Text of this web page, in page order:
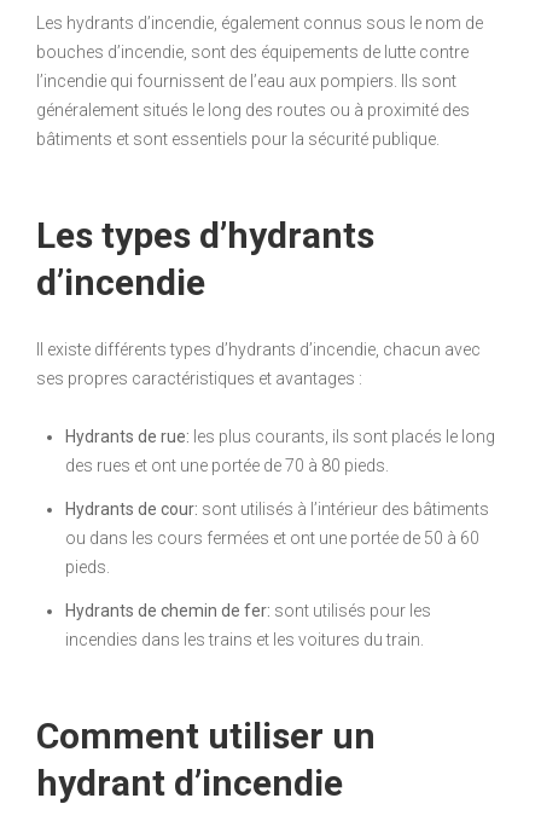
Les hydrants d’incendie, également connus sous le nom de
bouches d’incendie, sont des équipements de lutte contre
l’incendie qui fournissent de l’eau aux pompiers. Ils sont
généralement situés le long des routes ou à proximité des
bâtiments et sont essentiels pour la sécurité publique.
Les types d’hydrants
d’incendie
Il existe différents types d’hydrants d’incendie, chacun avec
ses propres caractéristiques et avantages :
Hydrants de rue: les plus courants, ils sont placés le long
des rues et ont une portée de 70 à 80 pieds.
Hydrants de cour: sont utilisés à l’intérieur des bâtiments
ou dans les cours fermées et ont une portée de 50 à 60
pieds.
Hydrants de chemin de fer: sont utilisés pour les
incendies dans les trains et les voitures du train.
Comment utiliser un
hydrant d’incendie